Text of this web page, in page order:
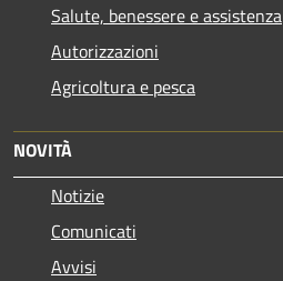
Salute, benessere e assistenza
Autorizzazioni
Agricoltura e pesca
NOVITÀ
Notizie
Comunicati
Avvisi